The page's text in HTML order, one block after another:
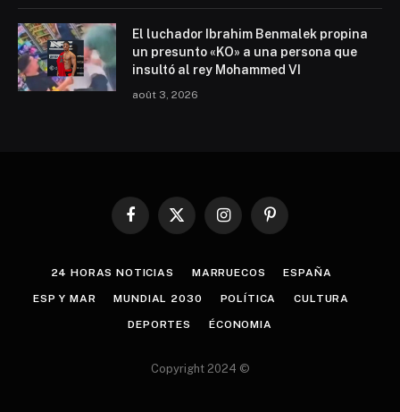
El luchador Ibrahim Benmalek propina
un presunto «KO» a una persona que
insultó al rey Mohammed VI
août 3, 2026
Facebook
X
InstagramPinterest
24 HORAS NOTICIAS MARRUECOS ESPAÑA
ESP Y MAR MUNDIAL 2030 POLÍTICA CULTURA
DEPORTES ÉCONOMIA
Copyright 2024 ©